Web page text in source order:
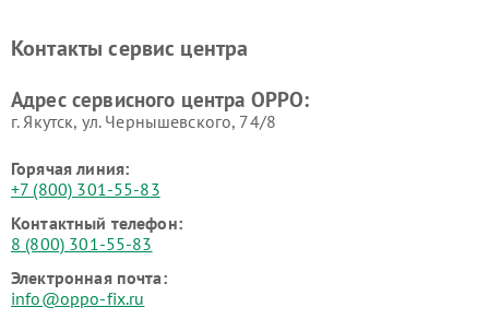
Контакты сервис центра
Адрес сервисного центра OPPO:
г. Якутск, ул. Чернышевского, 74/8
Горячая линия:
+7 (800) 301-55-83
Контактный телефон:
8 (800) 301-55-83
Электронная почта:
info@oppo-fix.ru